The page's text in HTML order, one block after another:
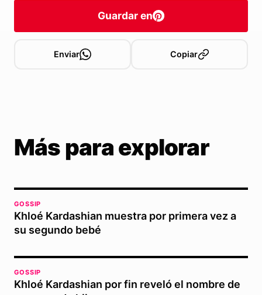
Guardar en
Enviar Copiar
Más para explorar
GOSSIP
Khloé Kardashian muestra por primera vez a
su segundo bebé
GOSSIP
Khloé Kardashian por fin reveló el nombre de